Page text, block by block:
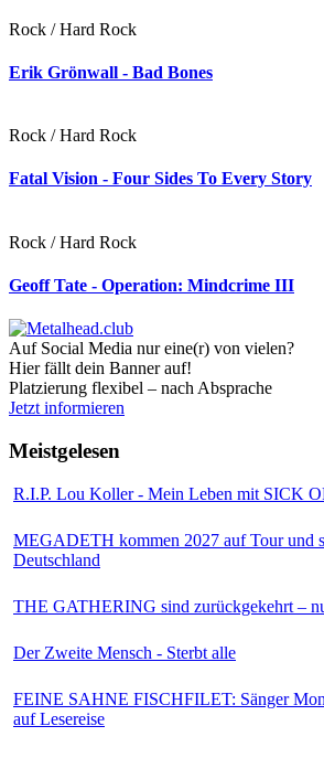
Rock / Hard Rock
Erik Grönwall - Bad Bones
Rock / Hard Rock
Fatal Vision - Four Sides To Every Story
Rock / Hard Rock
Geoff Tate - Operation: Mindcrime III
Auf Social Media nur eine(r) von vielen?
Hier fällt dein Banner auf!
Platzierung flexibel – nach Absprache
Jetzt informieren
Meistgelesen
R.I.P. Lou Koller - Mein Leben mit SICK
MEGADETH kommen 2027 auf Tour und
Deutschland
THE GATHERING sind zurückgekehrt –
Der Zweite Mensch - Sterbt alle
FEINE SAHNE FISCHFILET: Sänger
auf Lesereise